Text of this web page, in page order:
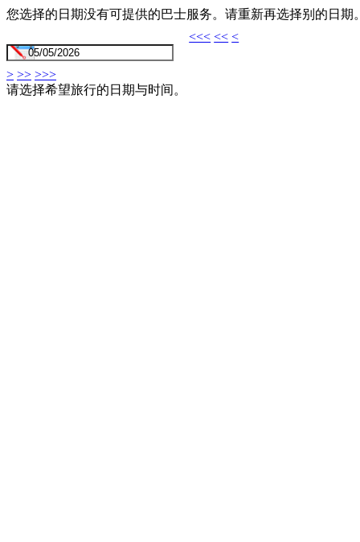
您选择的日期没有可提供的巴士服务。请重新再选择别的日期
<<< << <
> >> >>>
请选择希望旅行的日期与时间。